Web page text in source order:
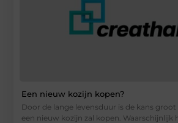
Een nieuw kozijn kopen?
Door de lange levensduur is de kans groot
een nieuw kozijn zal kopen. Waarschijnlijk